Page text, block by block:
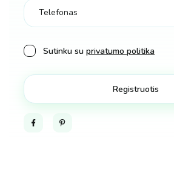
Sutinku su privatumo politika
FacebookPinterest